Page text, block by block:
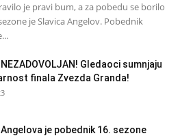
je pravi bum, a za pobedu se borilo
je Slavica Angelov. Pobednik
NEZADOVOLJAN! Gledaoci sumnjaju
finala Zvezda Granda!
je pobednik 16. sezone